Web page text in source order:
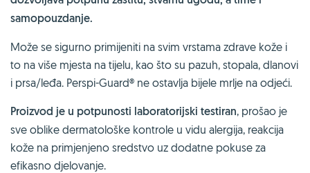
samopouzdanje.
Može se sigurno primijeniti na svim vrstama zdrave kože i
to na više mjesta na tijelu, kao što su pazuh, stopala, dlanovi
i prsa/leđa. Perspi-Guard® ne ostavlja bijele mrlje na odjeći.
Proizvod je u potpunosti laboratorijski testiran, prošao je
sve oblike dermatološke kontrole u vidu alergija, reakcija
kože na primjenjeno sredstvo uz dodatne pokuse za
efikasno djelovanje.